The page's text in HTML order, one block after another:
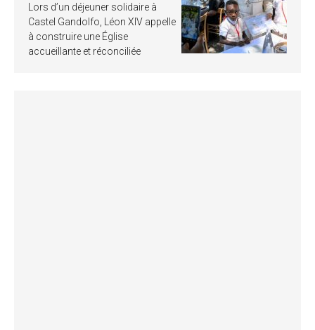
Lors d’un déjeuner solidaire à
Castel Gandolfo, Léon XIV appelle
à construire une Église
accueillante et réconciliée